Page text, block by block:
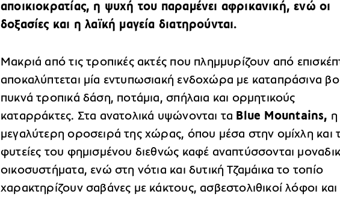
αποικιοκρατίας, η ψυχή του παραμένει αφρικανική, ενώ οι
δοξασίες και η λαϊκή μαγεία διατηρούνται.
Μακριά από τις τροπικές ακτές που πλημμυρίζουν από
αποκαλύπτεται μία εντυπωσιακή ενδοχώρα με καταπράσινα
πυκνά τροπικά δάση, ποτάμια, σπήλαια και ορμητικούς
καταρράκτες. Στα ανατολικά υψώνονται τα Blue Mountains, η
μεγαλύτερη οροσειρά της χώρας, όπου μέσα στην ομίχλη και
φυτείες του φημισμένου διεθνώς καφέ αναπτύσσονται
οικοσυστήματα, ενώ στη νότια και δυτική Τζαμάικα το τοπίο
χαρακτηρίζουν σαβάνες με κάκτους, ασβεστολιθικοί λόφοι και